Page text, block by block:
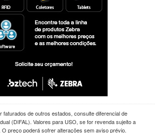
faturados de outros estados, consulte diferencial de
(DIFAL). Valores para USO, se for revenda sujeito a
O preço poderá sofrer alterações sem aviso prévio.